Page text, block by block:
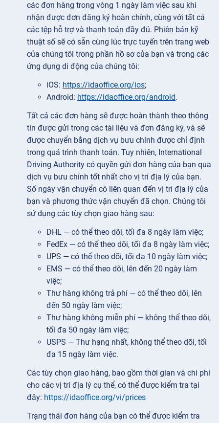
các đơn hàng trong vòng 1 ngày làm việc sau khi
nhận được đơn đăng ký hoàn chỉnh, cùng với tất cả
các tệp hỗ trợ và thanh toán đầy đủ. Phiên bản kỹ
thuật số sẽ có sẵn cùng lúc trực tuyến trên trang web
của chúng tôi trong phần hồ sơ của bạn và trong các
ứng dụng di động của chúng tôi:
iOS: https://idaoffice.org/ios;
Android: https://idaoffice.org/android.
Tất cả các đơn hàng sẽ được hoàn thành theo thông
tin được gửi trong các tài liệu và đơn đăng ký, và sẽ
được chuyển bằng dịch vụ bưu chính được chỉ định
trong quá trình thanh toán. Tuy nhiên, International
Driving Authority có quyền gửi đơn hàng của bạn qua
dịch vụ bưu chính tốt nhất cho vị trí địa lý của bạn.
Số ngày vận chuyển có liên quan đến vị trí địa lý của
bạn và phương thức vận chuyển đã chọn. Chúng tôi
sử dụng các tùy chọn giao hàng sau:
DHL — có thể theo dõi, tối đa 8 ngày làm việc;
FedEx — có thể theo dõi, tối đa 8 ngày làm việc;
UPS — có thể theo dõi, tối đa 10 ngày làm việc;
EMS — có thể theo dõi, lên đến 20 ngày làm
việc;
Thư hàng không trả phí — có thể theo dõi, lên
đến 50 ngày làm việc;
Thư hàng không miễn phí — không thể theo dõi,
tối đa 50 ngày làm việc;
USPS — Thư hạng nhất, không thể theo dõi, tối
đa 15 ngày làm việc.
Các tùy chọn giao hàng, bao gồm thời gian và chi phí
cho các vị trí địa lý cụ thể, có thể được kiểm tra tại
đây: https://idaoffice.org/vi/prices
Trạng thái đơn hàng của bạn có thể được kiểm tra